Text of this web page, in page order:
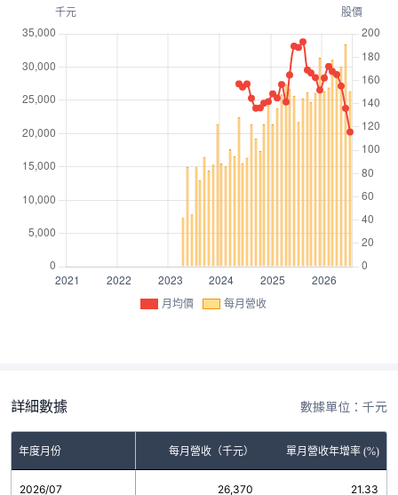
月均價 每月營收
詳細數據 數據單位：千元
年度月份 每月營收（千元） 單月營收年增率 (%)
2026/07 26,370 21.33